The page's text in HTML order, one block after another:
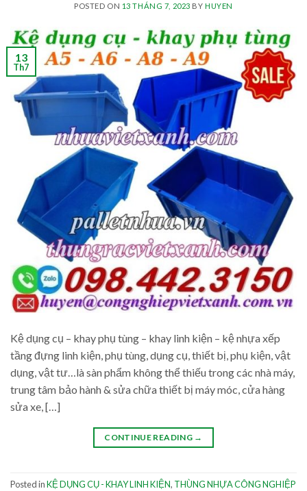
POSTED ON 13 THÁNG 7, 2023 BY HUYEN
13
Th7
Kệ dụng cụ – khay phụ tùng – khay linh kiện – kệ nhựa xếp
tầng đựng linh kiện, phụ tùng, dụng cụ, thiết bị, phụ kiện, vật
dụng, vật tư…là sàn phẩm không thể thiếu trong các nhà máy,
trung tâm bảo hành & sửa chữa thiết bị máy móc, cửa hàng
sửa xe, […]
CONTINUE READING →
Posted inKỆ DỤNG CỤ - KHAY LINH KIỆN, THÙNG NHỰA CÔNG NGHIỆP